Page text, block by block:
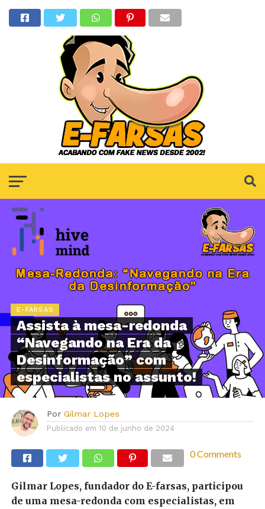
E-FARSAS
Assista à mesa-redonda
“Navegando na Era da
Desinformação” com
especialistas no assunto!
Por Gilmar Lopes
Publicado em 10 de junho de 2024
0 Comments
Gilmar Lopes, fundador do E-farsas, participou
de uma mesa-redonda com especialistas, em